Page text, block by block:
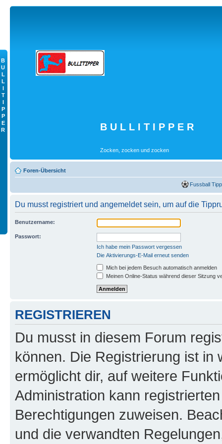
B
U
L
L
I
T
I
P
P
E
R
B U L L I T I P P E R
Zocken, zocken und zocken
Foren-Übersicht
Fussball Tipp
Du musst registriert und angemeldet sein, um auf die
Benutzername:
Passwort:
Ich habe mein Passwort vergessen
Die Aktivierungs-E-Mail erneut senden
Mich bei jedem Besuch automatisch anmelden
Meinen Online-Status während dieser Sitzung
REGISTRIEREN
Du musst in diesem Forum
können. Die Registrierung ist in
ermöglicht dir, auf weitere
Administration kann
Berechtigungen zuweisen.
und die verwandten